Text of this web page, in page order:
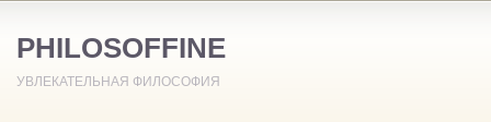
PHILOSOFFINE
УВЛЕКАТЕЛЬНАЯ ФИЛОСОФИЯ